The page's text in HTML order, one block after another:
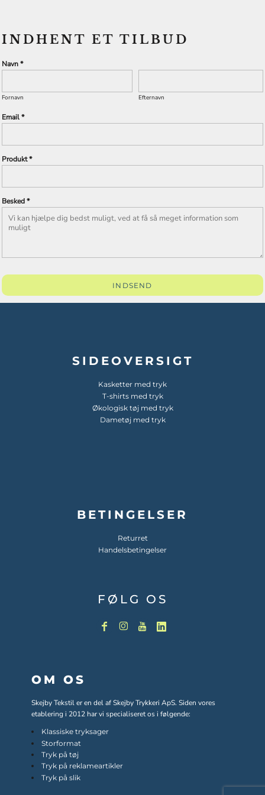
INDHENT ET TILBUD
Navn *
Fornavn Efternavn
Email *
Produkt *
Besked *
INDSEND
SIDEOVERSIGT
Kasketter med tryk
T-shirts med tryk
Økologisk tøj med tryk
Dametøj med tryk
BETINGELSER
Returret
Handelsbetingelser
FØLG OS
OM OS
Skejby Tekstil er en del af Skejby Trykkeri ApS. Siden vores
etablering i 2012 har vi specialiseret os i følgende:
Klassiske tryksager
Storformat
Tryk på tøj
Tryk på reklameartikler
Tryk på slik